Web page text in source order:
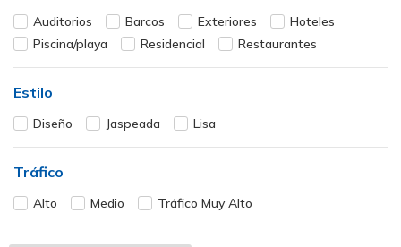
Auditorios Barcos Exteriores
Hoteles
Piscina/playa
Residencial Restaurantes
Estilo
Diseño Jaspeada Lisa
Tráfico
Alto Medio Tráfico Muy Alto